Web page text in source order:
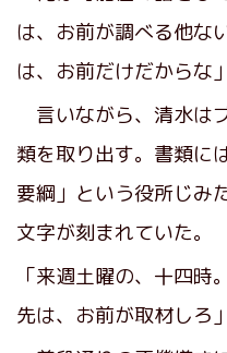
は、お前が調べる他な
は、お前だけだからな」
言いながら、清水は
類を取り出す。書類に
要綱」という役所じみ
文字が刻まれていた。
「来週土曜の、十四
先は、お前が取材しろ」